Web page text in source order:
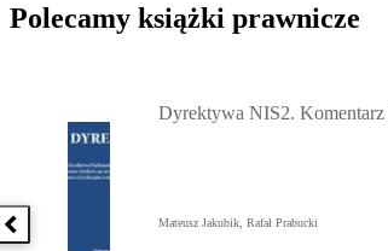
Polecamy książki prawnicze
Poprzednia książka
Dyrektywa NIS2.
Mateusz Jakubik, Rafał Prabucki